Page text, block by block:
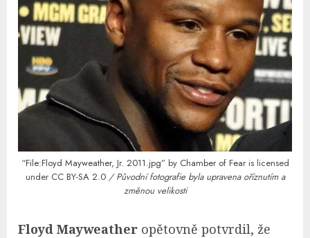
“File:Floyd Mayweather, Jr. 2011.jpg” by Chamber of Fearis licensed
under CC BY-SA 2.0 / Původní fotografie byla upravena oříznutím a
změnou velikosti
Floyd Mayweather opětovně potvrdil, že